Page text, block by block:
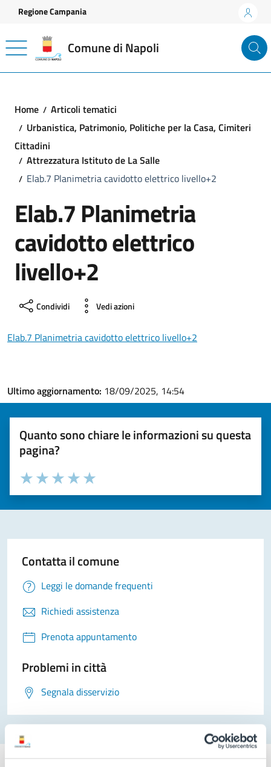
Vai ai contenuti
Vai al footer
Regione Campania
Comune di Napoli
Home
Articoli tematici
Urbanistica, Patrimonio, Politiche per la Casa, Cimiteri
Cittadini
Attrezzatura Istituto de La Salle
Elab.7 Planimetria cavidotto elettrico livello+2
Elab.7 Planimetria
cavidotto elettrico
livello+2
Condividi Vedi azioni
Elab.7 Planimetria cavidotto elettrico livello+2
Ultimo aggiornamento: 18/09/2025, 14:54
Quanto sono chiare le informazioni su questa
pagina?
Valuta la chiarezza delle informazioni (da 1 a 5 stelle)
Seleziona il numero di stelle per valutare la chiarezza delle
Valuta 5 stelle su 5
Valuta 4 stelle su 5
Valuta 3 stelle su 5
Valuta 2 stelle su 5
Valuta 1 stelle su 5
Contatta il comune
Leggi le domande frequenti
Richiedi assistenza
Prenota appuntamento
Problemi in città
Segnala disservizio